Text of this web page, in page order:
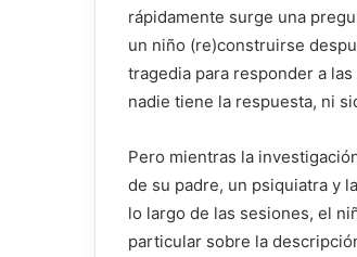
rápidamente surge una
un niño (re)construirse
tragedia para responder a
nadie tiene la respuesta, ni
Pero mientras la
de su padre, un psiquiatra y
lo largo de las sesiones, el
particular sobre la